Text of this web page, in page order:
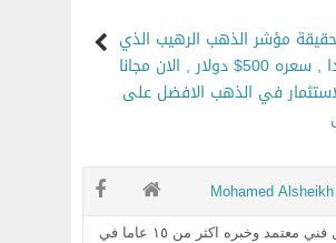
مؤشر الذهب الرهيب الذي
دولار , الان مجانا
في الذهب الافضل على
Mohamed Alsheikh
محلل فني معتمد وخبره اكثر من ١٥ عاما في